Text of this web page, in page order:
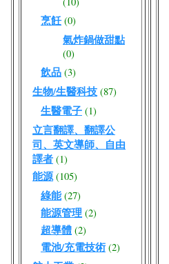
烹飪 (0)
氣炸鍋做甜點
(0)
飲品 (3)
生物/生醫科技 (87)
生醫電子 (1)
立言翻譯、翻譯公
司、英文導師、自由
譯者 (1)
能源 (105)
綠能 (27)
能源管理 (2)
超導體 (2)
電池/充電技術 (2)